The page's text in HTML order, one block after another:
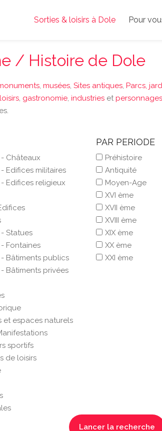
Sorties & loisirs à Dole Pour
/ Histoire de Dole
, musées, Sites antiques, Parcs,
loisirs, gastronomie, industries et personnages
Châteaux
Edifices militaires
Edifices religieux
Statues
Fontaines
Bâtiments publics
Bâtiments privées
et espaces naturels
sportifs
de loisirs
PAR PERIODE
Préhistoire
Antiquité
Moyen-Age
XVI ème
XVII ème
XVIII ème
XIX ème
XX ème
XXI ème